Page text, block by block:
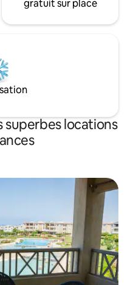
gratuit sur place
superbes locations